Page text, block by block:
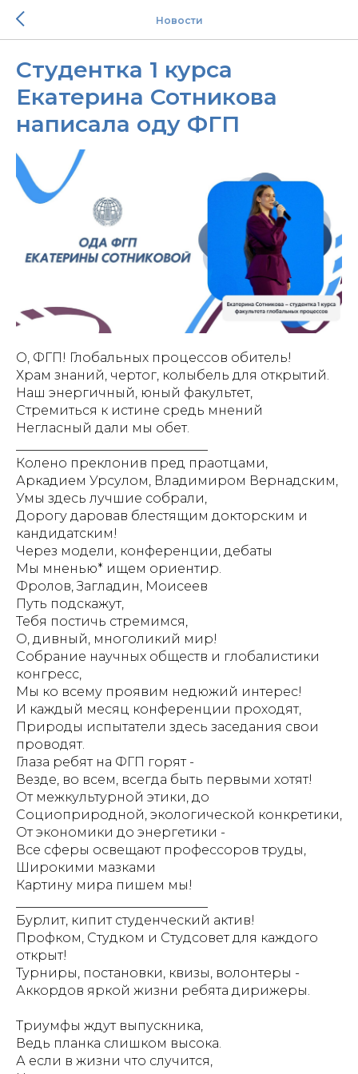
Новости
Студентка 1 курса
Екатерина Сотникова
написала оду ФГП
О, ФГП! Глобальных процессов обитель!
Храм знаний, чертог, колыбель для открытий.
Наш энергичный, юный факультет,
Стремиться к истине средь мнений
Негласный дали мы обет.
Колено преклонив пред праотцами,
Аркадием Урсулом, Владимиром Вернадским,
Умы здесь лучшие собрали,
Дорогу даровав блестящим докторским и
кандидатским!
Через модели, конференции, дебаты
Мы мненью* ищем ориентир.
Фролов, Загладин, Моисеев
Путь подскажут,
Тебя постичь стремимся,
О, дивный, многоликий мир!
Собрание научных обществ и глобалистики
конгресс,
Мы ко всему проявим недюжий интерес!
И каждый месяц конференции проходят,
Природы испытатели здесь заседания свои
проводят.
Глаза ребят на ФГП горят -
Везде, во всем, всегда быть первыми хотят!
От межкультурной этики, до
Социоприродной, экологической конкретики,
От экономики до энергетики -
Все сферы освещают профессоров труды,
Широкими мазками
Картину мира пишем мы!
Бурлит, кипит студенческий актив!
Профком, Студком и Студсовет для каждого
открыт!
Турниры, постановки, квизы, волонтеры -
Аккордов яркой жизни ребята дирижеры.
Триумфы ждут выпускника,
Ведь планка слишком высока.
А если в жизни что случится,